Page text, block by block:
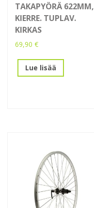
TAKAPYÖRÄ 622MM,
KIERRE. TUPLAV.
KIRKAS
69,90 €
Lue lisää